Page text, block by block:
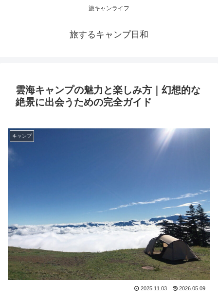
旅キャンライフ
旅するキャンプ日和
雲海キャンプの魅力と楽しみ方｜幻想的な
絶景に出会うための完全ガイド
キャンプ
2025.11.03 2026.05.09